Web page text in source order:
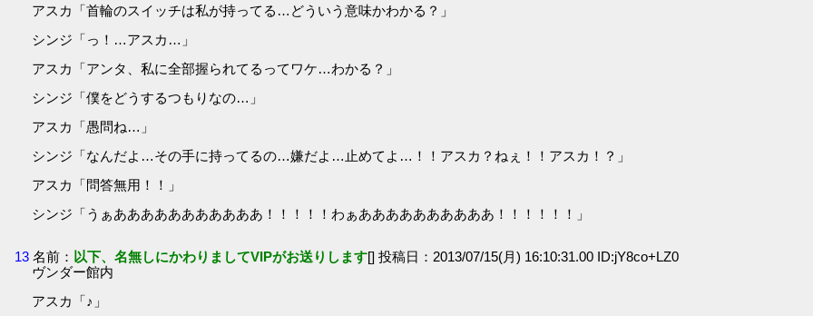
アスカ「首輪のスイッチは私が持ってる…どういう意味かわかる？」
シンジ「っ！…アスカ…」
アスカ「アンタ、私に全部握られてるってワケ…わかる？」
シンジ「僕をどうするつもりなの…」
アスカ「愚問ね…」
シンジ「なんだよ…その手に持ってるの…嫌だよ…止めてよ…！！アスカ？ねぇ！！アスカ！？」
アスカ「問答無用！！」
シンジ「うぁあああああああああああ！！！！！わぁああああああああああ！！！！！！」
13 名前： 以下、名無しにかわりましてVIPがお送りします[] 投稿日：2013/07/15(月) 16:10:31.00 ID:jY8co+LZ0
ヴンダー館内
アスカ「♪」